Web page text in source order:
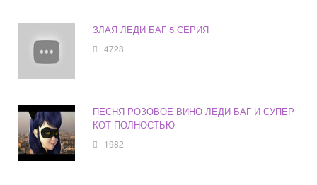
ЗЛАЯ ЛЕДИ БАГ 5 СЕРИЯ
4728
ПЕСНЯ РОЗОВОЕ ВИНО ЛЕДИ БАГ И СУПЕР
КОТ ПОЛНОСТЬЮ
1982